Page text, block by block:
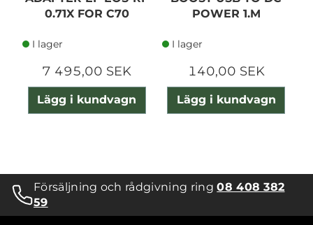
0.71X FOR C70
I lager
7 495,00 SEK
Lägg i kundvagn
POWER 1.M
I lager
140,00 SEK
Lägg i kundvagn
Försäljning och rådgivning ring08 408 382
59